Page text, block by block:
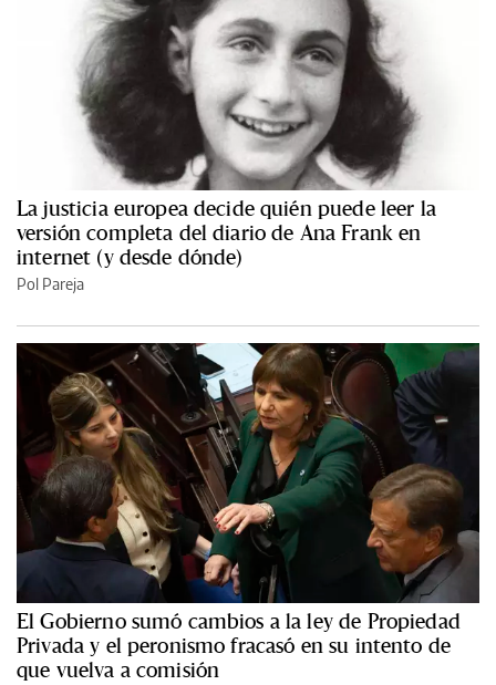
La justicia europea decide quién puede leer la
versión completa del diario de Ana Frank en
internet (y desde dónde)
Pol Pareja
El Gobierno sumó cambios a la ley de Propiedad
Privada y el peronismo fracasó en su intento de
que vuelva a comisión